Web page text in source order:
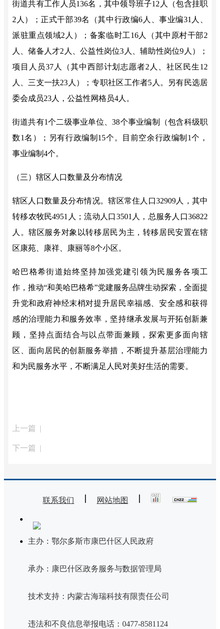
街道共有工作人员136名，其中领导班子12人（包含挂职
2人）；正式干部39名（其中行政编6人、事业编31人、
派驻重点领域2人）；备案临时工16人（其中原村干部2
人、储备人才2人、公益性岗位3人、辅助性岗位9人）；
项目人员37人（其中西部计划志愿者2人、社区民生12
人、三支一扶23人）；专职社区工作者5人。另有民选居
委会成员23人，公益性网格员4人。
街道共有1个二级事业单位、38个事业编制（包含科级职
数1名）；另有行政编制15个。目前空余行政编制1个，
事业编制4个。
（三）辖区人口数量及分布情况
辖区人口数量及分布情况。辖区常住人口32909人，其中
转移农牧民4951 人；流动人口3501人，总服务人口36822
人。辖区服务对象以转移居民为主，转移居民安置在辖
区康苑、康祥、康丽等8个小区。
哈巴格希街道始终坚持加强党建引领为民服务各项工
作，推动“和美哈巴格希”党建服务品牌生动探索 ，全面提
升党和政府神经末梢对提升居民幸福感、安全感和获得
感的治理能力和服务效率，坚持继承发展与开拓创新兼
顾，坚持点面结合与以点带面兼顾，探索更多面向辖
区、面向居民的创新服务举措，不断提升基层治理能力
和为民服务水平，不断满足人民对美好生活的需要。
上一篇 |
下一篇 |
联系我们 网站地图
主办：鄂尔多斯市康巴什区人民政府
承办：康巴什区政务服务与数据管理局
技术支持：内蒙古海瑞科技有限责任公司
违法和不良信息举报电话：0477-8581124